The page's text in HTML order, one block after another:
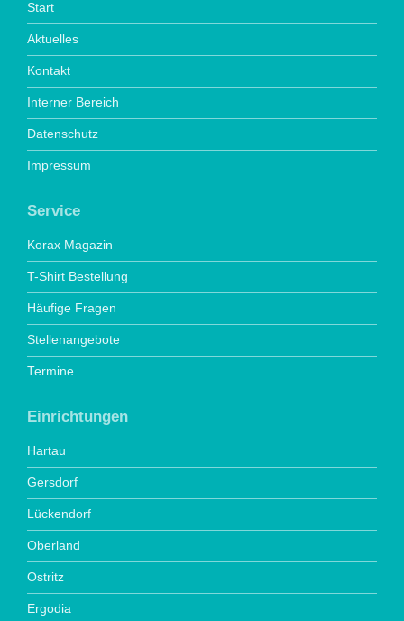
Start
Aktuelles
Kontakt
Interner Bereich
Datenschutz
Impressum
Service
Korax Magazin
T-Shirt Bestellung
Häufige Fragen
Stellenangebote
Termine
Einrichtungen
Hartau
Gersdorf
Lückendorf
Oberland
Ostritz
Ergodia